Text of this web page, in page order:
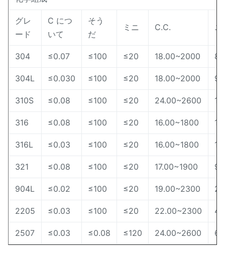
グレ
ード
C につ
いて
そう
だ
ミニ C.C. ニ
304 ≤0.07 ≤100 ≤20 18.00~2000
304L ≤0.030 ≤100 ≤20 18.00~2000
310S ≤0.08 ≤100 ≤20 24.00~2600
316 ≤0.08 ≤100 ≤20 16.00~1800
316L ≤0.03 ≤100 ≤20 16.00~1800
321 ≤0.08 ≤100 ≤20 17.00~1900
904L ≤0.02 ≤100 ≤20 19.00~2300
2205 ≤0.03 ≤100 ≤20 22.00~2300
2507 ≤0.03 ≤0.08 ≤120 24.00~2600